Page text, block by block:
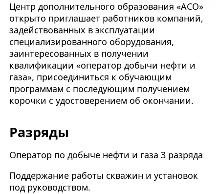
Центр дополнительного образования «АСО»
открыто приглашает работников компаний,
задействованных в эксплуатации
специализированного оборудования,
заинтересованных в получении
квалификации «оператор добычи нефти и
газа», присоединиться к обучающим
программам с последующим получением
корочки с удостоверением об окончании.
Разряды
Оператор по добыче нефти и газа 3 разряда
Поддержание работы скважин и установок
под руководством.